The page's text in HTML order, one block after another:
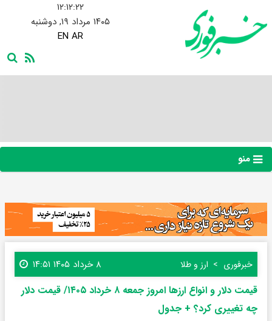
۱۲:۱۲:۲۳
۱۴۰۵ مرداد ۱۹, دوشنبه
EN AR
منو
خبرفوری ارز و طلا ۸ خرداد ۱۴۰۵ ۱۴:۵۱
قیمت دلار و انواع ارزها امروز جمعه ۸ خرداد ۱۴۰۵/ قیمت دلار
چه تغییری کرد؟ + جدول